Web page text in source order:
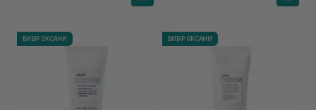
ВИБІР ОКСАНИ ВИБІР ОКСАНИ